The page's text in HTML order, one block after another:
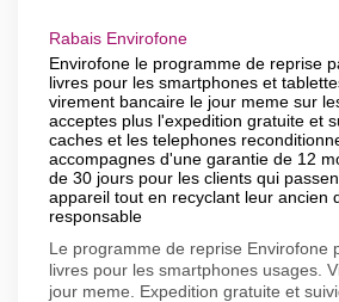
Rabais Envirofone
Envirofone le programme de reprise
livres pour les smartphones et
virement bancaire le jour meme sur
acceptes plus l'expedition gratuite et
caches et les telephones
accompagnes d'une garantie de 12
de 30 jours pour les clients qui
appareil tout en recyclant leur ancien
responsable
Le programme de reprise Envirofone
livres pour les smartphones usages.
jour meme. Expedition gratuite et